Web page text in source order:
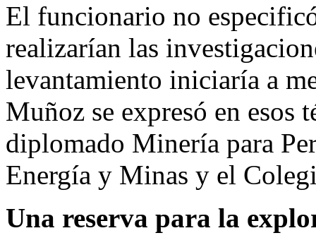
El funcionario no
realizarían las
levantamiento iniciaría a
Muñoz se expresó en esos
diplomado Minería para
Energía y Minas y el
Una reserva para la